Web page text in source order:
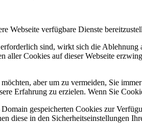
Webseite verfügbare Dienste
sind, wirkt sich die
aller Cookies auf dieser Webseite
aber um zu vermeiden, Sie
Erfahrung zu erzielen. Wenn Sie
gespeicherten Cookies zur
diese in den Sicherheitseinstellungen